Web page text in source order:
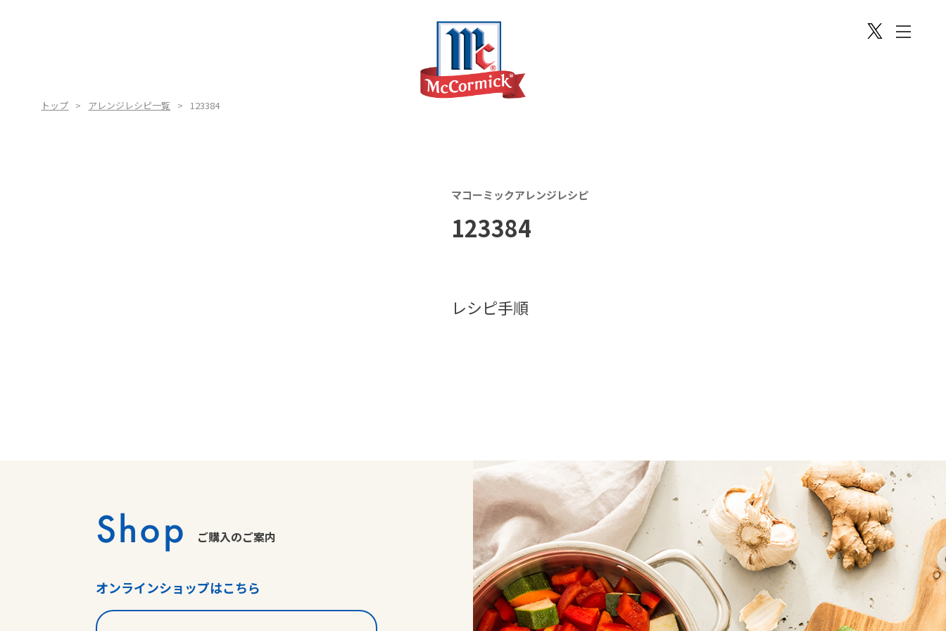
トップ アレンジレシピ一覧 123384
マコーミックアレンジレシピ
123384
レシピ手順
Shop ご購入のご案内
オンラインショップはこちら